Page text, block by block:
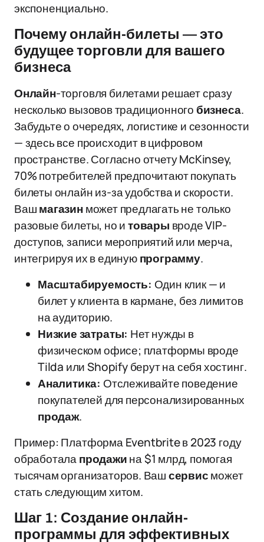
экспоненциально.
Почему онлайн-билеты — это
будущее торговли для вашего
бизнеса
Онлайн-торговля билетами решает сразу
несколько вызовов традиционногобизнеса.
Забудьте о очередях, логистике и сезонности
— здесь все происходит в цифровом
пространстве. Согласно отчету McKinsey,
70% потребителей предпочитают покупать
билеты онлайн из-за удобства и скорости.
Вашмагазинможет предлагать не только
разовые билеты, но итовары вроде VIP-
доступов, записи мероприятий или мерча,
интегрируя их в единуюпрограмму.
Масштабируемость: Один клик — и
билет у клиента в кармане, без лимитов
на аудиторию.
Низкие затраты: Нет нужды в
физическом офисе; платформы вроде
Tilda или Shopify берут на себя хостинг.
Аналитика: Отслеживайте поведение
покупателей для персонализированных
продаж.
Пример: Платформа Eventbrite в 2023 году
обработалапродажина $1 млрд, помогая
тысячам организаторов. Вашсервисможет
стать следующим хитом.
Шаг 1: Создание онлайн-
программы для эффективных